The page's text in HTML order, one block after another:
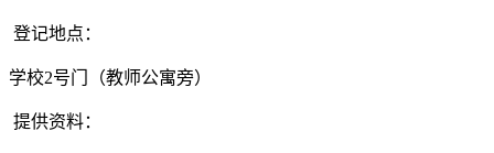
登记地点：
学校2号门（教师公寓旁）
提供资料：